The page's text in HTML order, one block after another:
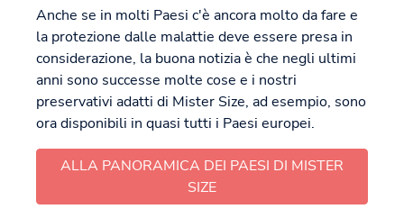
Anche se in molti Paesi c'è ancora molto da fare e
la protezione dalle malattie deve essere presa in
considerazione, la buona notizia è che negli ultimi
anni sono successe molte cose e i nostri
preservativi adatti di Mister Size, ad esempio, sono
ora disponibili in quasi tutti i Paesi europei.
ALLA PANORAMICA DEI PAESI DI MISTER
SIZE